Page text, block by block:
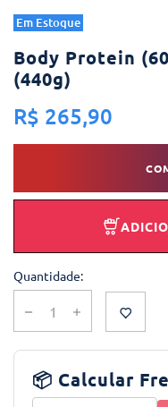
Em Estoque
Body Protein
(440g)
R$ 265,90
Quantidade:
📦 Calcular